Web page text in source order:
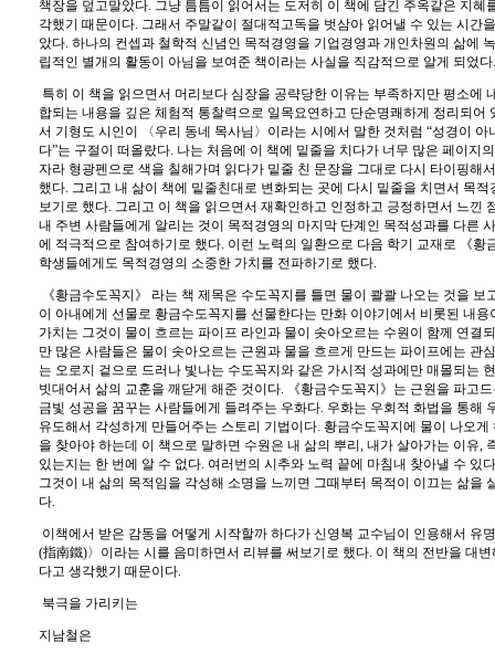
책장을 덮고말았다. 그냥 틈틈이 읽어서는 도저히 이 책에 담긴 주옥같은 지혜
각했기 때문이다. 그래서 주말같이 절대적고독을 벗삼아 읽어낼 수 있는 시간
았다. 하나의 컨셉과 철학적 신념인 목적경영을 기업경영과 개인차원의 삶에
립적인 별개의 활동이 아님을 보여준 책이라는 사실을 직감적으로 알게 되었다.
특히 이 책을 읽으면서 머리보다 심장을 공략당한 이유는 부족하지만 평소에
합되는 내용을 깊은 체험적 통찰력으로 일목요연하고 단순명쾌하게 정리되어
서 기형도 시인이
〈 우리 동네 목사님 〉 이라는 시에서 말한 것처럼 “성경이 아
다”는 구절이 떠올랐다. 나는 처음에 이 책에 밑줄을 치다가 너무 많은 페이지
자라 형광펜으로 색을 칠해가며 읽다가 밑줄 친 문장을 그대로 다시 타이핑해
했다. 그리고 내 삶이 책에 밑줄친대로 변화되는 곳에 다시 밑줄을 치면서 목
보기로 했다. 그리고 이 책을 읽으면서 재확인하고 인정하고 긍정하면서 느낀
내 주변 사람들에게 알리는 것이 목적경영의 마지막 단계인 목적성과를 다른
에 적극적으로 참여하기로 했다. 이런 노력의 일환으로 다음 학기 교재로 《황
학생들에게도 목적경영의 소중한 가치를 전파하기로 했다.
《황금수도꼭지 》 라는 책 제목은 수도꼭지를 틀면 물이 콸콸 나오는 것을 보
이 아내에게 선물로 황금수도꼭지를 선물한다는 만화 이야기에서 비롯된 내용
가치는 그것이 물이 흐르는 파이프 라인과 물이 솟아오르는 수원이 함께 연결
만 많은 사람들은 물이 솟아오르는 근원과 물을 흐르게 만드는 파이프에는 관
는 오로지 겉으로 드러나 빛나는 수도꼭지와 같은 가시적 성과에만 매몰되는
빗대어서 삶의 교훈을 깨닫게 해준 것이다. 《황금수도꼭지 》 는 근원을 파고
금빛 성공을 꿈꾸는 사람들에게 들려주는 우화다. 우화는 우회적 화법을 통해
유도해서 각성하게 만들어주는 스토리 기법이다. 황금수도꼭지에 물이 나오게
을 찾아야 하는데 이 책으로 말하면 수원은 내 삶의 뿌리 , 내가 살아가는 이유,
있는지는 한 번에 알 수 없다. 여러번의 시추와 노력 끝에 마침내 찾아낼 수 있다
그것이 내 삶의 목적임을 각성해 소명을 느끼면 그때부터 목적이 이끄는 삶을
다.
이책에서 받은 감동을 어떻게 시작할까 하다가 신영복 교수님이 인용해서 유
(指南鐵)〉 이라는 시를 음미하면서 리뷰를 써보기로 했다. 이 책의 전반을 대
다고 생각했기 때문이다.
북극을 가리키는
지남철은